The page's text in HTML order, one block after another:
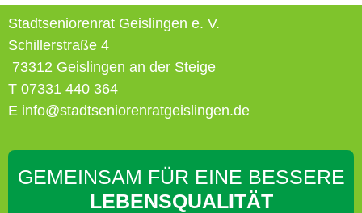
Stadtseniorenrat Geislingen e. V.
Schillerstraße 4
73312 Geislingen an der Steige
T 07331 440 364
E info@stadtseniorenratgeislingen.de
GEMEINSAM FÜR EINE BESSERE
LEBENSQUALITÄT